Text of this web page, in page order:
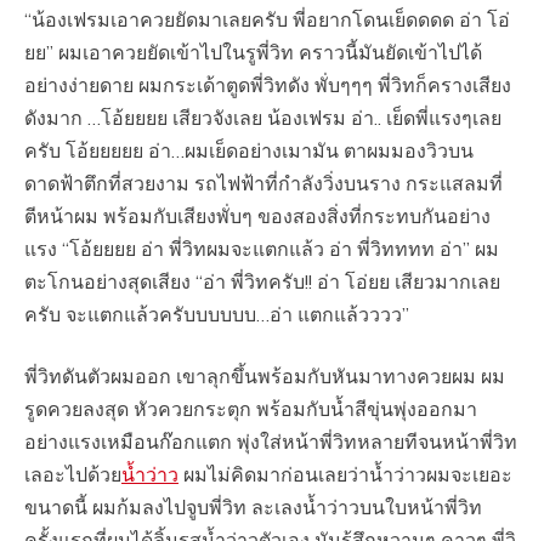
“น้องเฟรมเอาควยยัดมาเลยครับ พี่อยากโดนเย็ดดดด อ่า โอ่
ยย” ผมเอาควยยัดเข้าไปในรูพี่วิท คราวนี้มันยัดเข้าไปได้
อย่างง่ายดาย ผมกระเด้าตูดพี่วิทดัง พั่บๆๆๆ พี่วิทก็ครางเสียง
ดังมาก …โอ้ยยยย เสียวจังเลย น้องเฟรม อ่า.. เย็ดพี่แรงๆเลย
ครับ โอ้ยยยยย อ่า…ผมเย็ดอย่างเมามัน ตาผมมองวิวบน
ดาดฟ้าตึกที่สวยงาม รถไฟฟ้าที่กำลังวิ่งบนราง กระแสลมที่
ตีหน้าผม พร้อมกับเสียงพั่บๆ ของสองสิ่งที่กระทบกันอย่าง
แรง “โอ้ยยยย อ่า พี่วิทผมจะแตกแล้ว อ่า พี่วิทททท อ่า” ผม
ตะโกนอย่างสุดเสียง “อ่า พี่วิทครับ!! อ่า โอ่ยย เสียวมากเลย
ครับ จะแตกแล้วครับบบบบบ…อ่า แตกแล้วววว”
พี่วิทดันตัวผมออก เขาลุกขึ้นพร้อมกับหันมาทางควยผม ผม
รูดควยลงสุด หัวควยกระตุก พร้อมกับน้ำสีขุ่นพุ่งออกมา
อย่างแรงเหมือนก๊อกแตก พุ่งใส่หน้าพี่วิทหลายทีจนหน้าพี่วิท
เลอะไปด้วยน้ำว่าว ผมไม่คิดมาก่อนเลยว่าน้ำว่าวผมจะเยอะ
ขนาดนี้ ผมก้มลงไปจูบพี่วิท ละเลงน้ำว่าวบนใบหน้าพี่วิท